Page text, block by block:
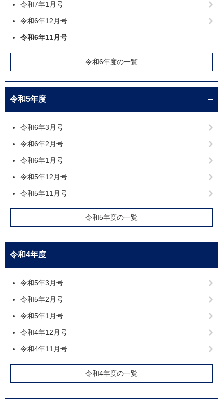
令和7年1月号
令和6年12月号
令和6年11月号
令和6年度の一覧
令和5年度
令和6年3月号
令和6年2月号
令和6年1月号
令和5年12月号
令和5年11月号
令和5年度の一覧
令和4年度
令和5年3月号
令和5年2月号
令和5年1月号
令和4年12月号
令和4年11月号
令和4年度の一覧